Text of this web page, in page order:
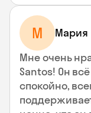
М Мария
Мне очень
Santos! Он
спокойно,